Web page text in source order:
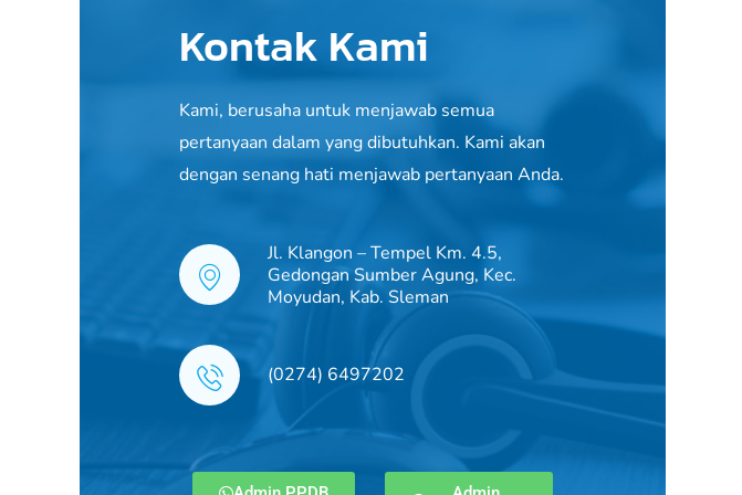
Kontak Kami
Kami, berusaha untuk menjawab semua
pertanyaan dalam yang dibutuhkan. Kami akan
dengan senang hati menjawab pertanyaan Anda.
Jl. Klangon – Tempel Km. 4.5,
Gedongan Sumber Agung, Kec.
Moyudan, Kab. Sleman
(0274) 6497202